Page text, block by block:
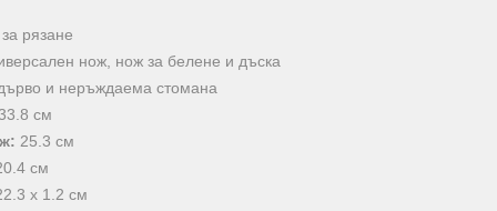
рязане
нож, нож за белене и дъска
и неръждаема стомана
см
25.3 см
см
x 1.2 см